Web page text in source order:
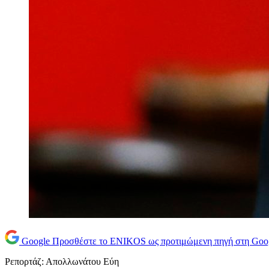
Google Προσθέστε το ENIKOS ως προτιμώμενη πηγή στη
Ρεπορτάζ: Απολλωνάτου Εύη